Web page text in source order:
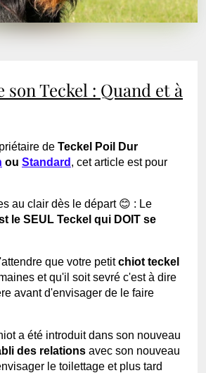
Teckel : Quand et à
de Teckel Poil Dur
ou Standard , cet article est pour
au clair dès le départ 😊 : Le
le SEUL Teckel qui DOIT se
que votre petitchiot teckel
et qu'il soit sevré c'est à dire
avant d'envisager de le faire
a été introduit dans son nouveau
des relations avec son nouveau
le toilettage et plus tard